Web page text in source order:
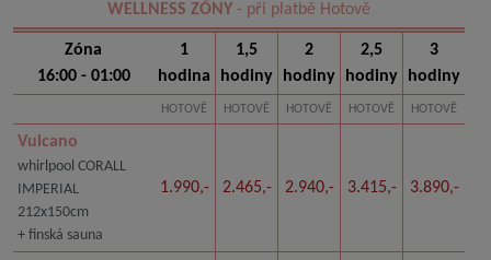
WELLNESS ZÓNY - při platbě Hotově
Zóna
16:00 - 01:00
1
hodina
1,5
hodiny
2
hodiny
2,5
hodiny
3
hodiny
HOTOVĚ HOTOVĚ HOTOVĚ HOTOVĚ HOTOVĚ
Vulcano
whirlpool CORALL
IMPERIAL
212x150cm
+ finská sauna
1.990,- 2.465,- 2.940,- 3.415,- 3.890,-